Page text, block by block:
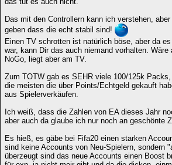
Das mit den Controllern kann ich verstehen,
geben dass die echt stabil sind!
Einen TV schrotten ist natürlich böse, aber da
war, kann Dir das auch niemand vorhalten.
NoGo, liegt aber am TV.
Zum TOTW gab es SEHR viele 100/125k
die meisten die über Points/Echtgeld gekauft
aus Spielerverkäufen.
Ich weiß, dass die Zahlen von EA dieses Jahr
aber auch da glaube ich nur noch an geschönte
Es hieß, es gäbe bei Fifa20 einen starken
sind keine Accounts von Neu-Spielern, sondern
überzeugt sind das neue Accounts einen Boost